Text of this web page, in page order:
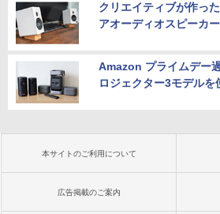
クリエイティブが作っ
アオーディオスピーカ
Amazon プライムデー
ロジェクター3モデルを
本サイトのご利用について
広告掲載のご案内